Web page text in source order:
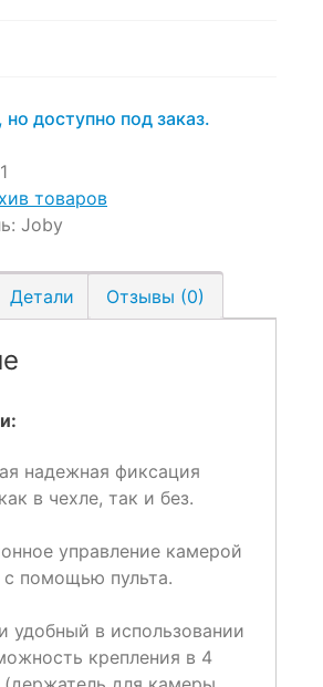
доступно под заказ.
товаров
Joby
Детали Отзывы (0)
надежная фиксация
в чехле, так и без.
управление камерой
помощью пульта.
в использовании
крепления в 4